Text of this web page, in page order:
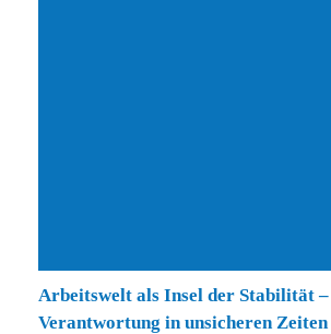
Arbeitswelt als Insel der Stabilität –
Verantwortung in unsicheren Zeiten